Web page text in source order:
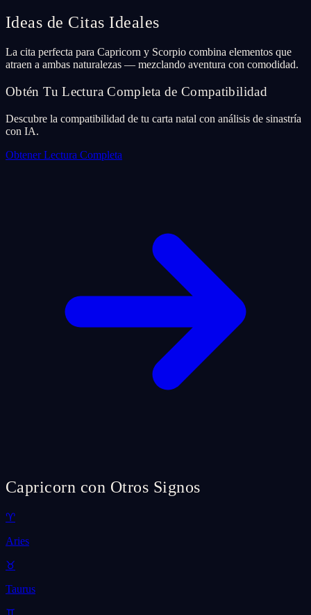
Ideas de Citas Ideales
La cita perfecta para Capricorn y Scorpio combina elementos que
atraen a ambas naturalezas — mezclando aventura con comodidad.
Obtén Tu Lectura Completa de Compatibilidad
Descubre la compatibilidad de tu carta natal con análisis de sinastría
con IA.
Obtener Lectura Completa
Capricorn con Otros Signos
♈
Aries
♉
Taurus